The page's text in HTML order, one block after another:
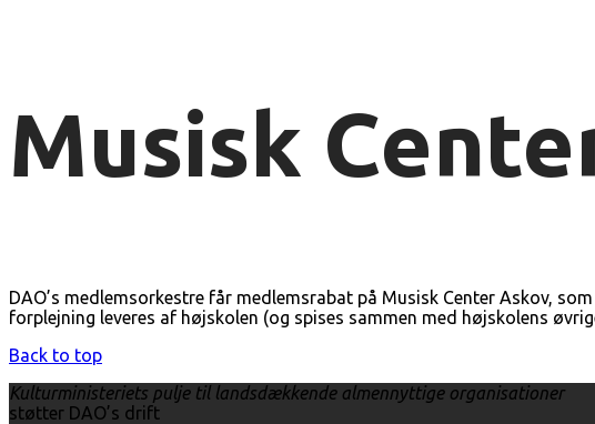
Musisk
DAO’s medlemsorkestre får medlemsrabat på Musisk Center Askov,
forplejning leveres af højskolen (og spises sammen med højskolens
Back to top
Kulturministeriets pulje til landsdækkende almennyttige organisationer
støtter DAO’s drift